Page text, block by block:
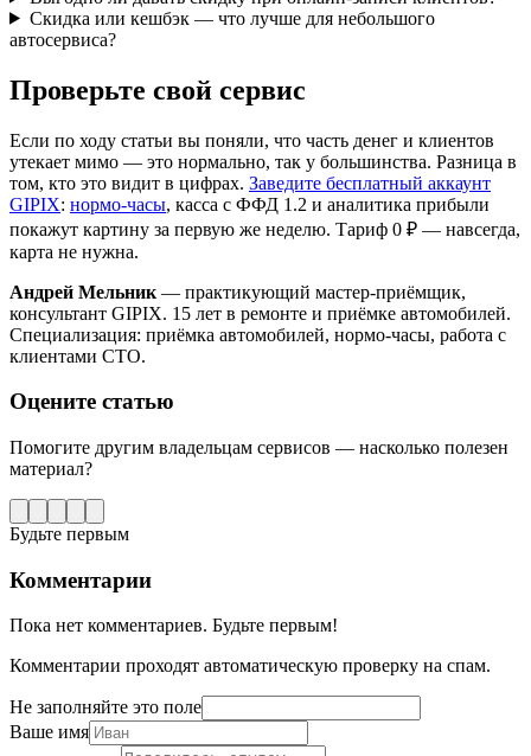
Скидка или кешбэк — что лучше для небольшого
автосервиса?
Проверьте свой сервис
Если по ходу статьи вы поняли, что часть денег и клиентов
утекает мимо — это нормально, так у большинства. Разница в
том, кто это видит в цифрах. Заведите бесплатный аккаунт
GIPIX: нормо-часы, касса с ФФД 1.2 и аналитика прибыли
покажут картину за первую же неделю. Тариф 0 ₽ — навсегда,
карта не нужна.
Андрей Мельник — практикующий мастер-приёмщик,
консультант GIPIX. 15 лет в ремонте и приёмке автомобилей.
Специализация: приёмка автомобилей, нормо-часы, работа с
клиентами СТО.
Оцените статью
Помогите другим владельцам сервисов — насколько полезен
материал?
Будьте первым
Комментарии
Пока нет комментариев. Будьте первым!
Комментарии проходят автоматическую проверку на спам.
Не заполняйте это поле
Ваше имя